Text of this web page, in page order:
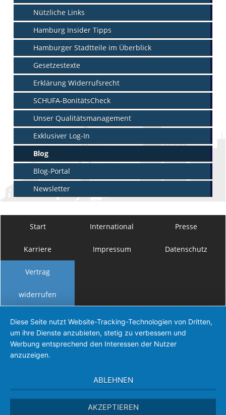
Nützliche Links
Hamburg Insider Tipps
Hamburger Stadtteile im Überblick
Gesetzestexte
Erklärung Widerrufsrecht
SCHUFA-BonitätsCheck
Unser Qualitätsmanagement
Exklusiver Log-In
Blog
Blog-Portal
Newsletter
Start International Presse
Karriere Impressum Datenschutz
Vertrag
widerrufen
Diese Seite nutzt Website-Tracking-Technologien von Dritten,
um ihre Dienste anzubieten, stetig zu verbessern und
Werbung entsprechend den Interessen der Nutzer
anzuzeigen.
ABLEHNEN
AKZEPTIEREN